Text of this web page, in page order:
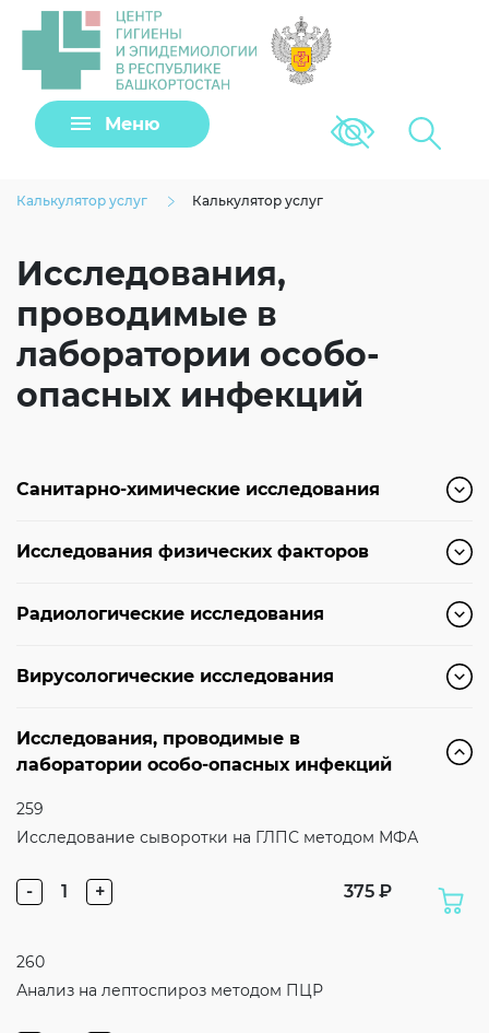
Меню Версия для
Калькулятор услуг Калькулятор услуг
Исследования,
проводимые в
лаборатории особо-
опасных инфекций
Санитарно-химические исследования
Исследования физических факторов
Радиологические исследования
Вирусологические исследования
Исследования, проводимые в
лаборатории особо-опасных инфекций
259
Исследование сыворотки на ГЛПС методом МФА
- 1 + 375 ₽
260
Анализ на лептоспироз методом ПЦР
Задать вопрос
Клещи
Согласие на обработку личных данных